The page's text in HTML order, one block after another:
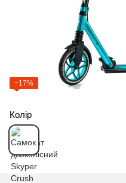
−17%
Колір